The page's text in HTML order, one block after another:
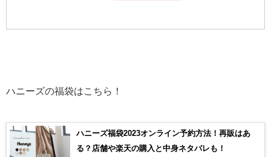
ハニーズの福袋はこちら！
ハニーズ福袋2023オンライン予約方法！再販はあ
る？店舗や楽天の購入と中身ネタバレも！